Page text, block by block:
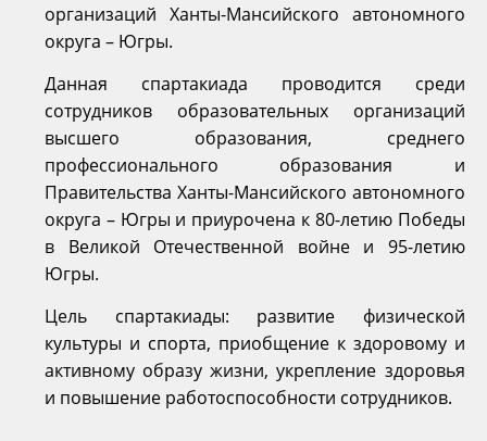
организаций Ханты-Мансийского автономного
округа – Югры.
Данная спартакиада проводится среди
сотрудников образовательных организаций
высшего образования, среднего
профессионального образования и
Правительства Ханты-Мансийского автономного
округа – Югры и приурочена к 80-летию Победы
в Великой Отечественной войне и 95-летию
Югры.
Цель спартакиады: развитие физической
культуры и спорта, приобщение к здоровому и
активному образу жизни, укрепление здоровья
и повышение работоспособности сотрудников.